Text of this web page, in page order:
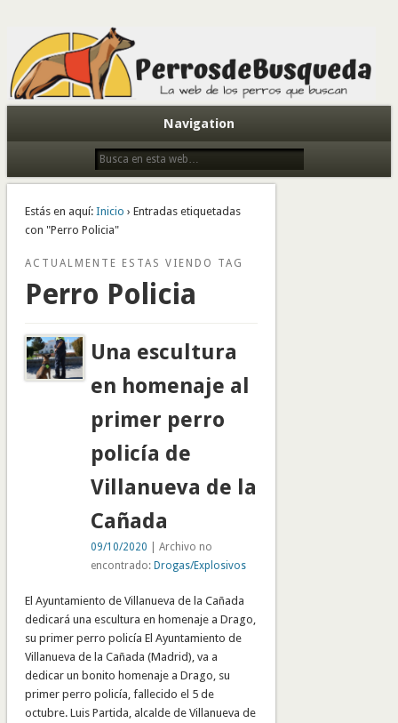
Todo sobre perros de búsqueda y detectores
Navigation
Estás en aquí: Inicio › Entradas etiquetadas
con "Perro Policia"
ACTUALMENTE ESTAS VIENDO TAG
Perro Policia
Una escultura
en homenaje al
primer perro
policía de
Villanueva de la
Cañada
09/10/2020 | Archivo no
encontrado: Drogas/Explosivos
El Ayuntamiento de Villanueva de la Cañada
dedicará una escultura en homenaje a Drago,
su primer perro policía El Ayuntamiento de
Villanueva de la Cañada (Madrid), va a
dedicar un bonito homenaje a Drago, su
primer perro policía, fallecido el 5 de
octubre. Luis Partida, alcalde de Villanueva de